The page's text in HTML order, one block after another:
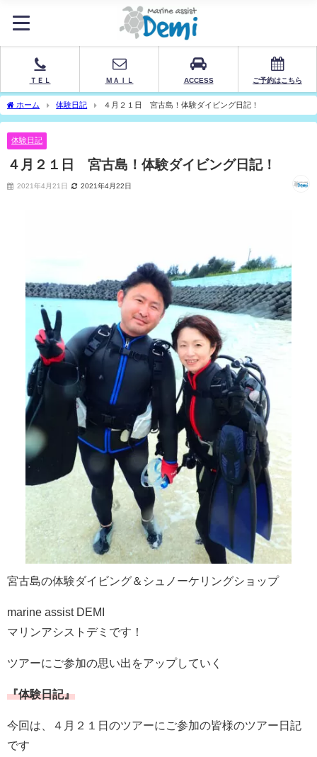
ＴＥＬ ＭＡＩＬ ACCESS ご予約はこちら
ホーム 体験日記 ４月２１日 宮古島！体験ダイビング日記！
体験日記
４月２１日 宮古島！体験ダイビング日記！
2021年4月21日 2021年4月22日
宮古島の体験ダイビング＆シュノーケリングショップ
marine assist DEMI
マリンアシストデミです！
ツアーにご参加の思い出をアップしていく
『体験日記』
今回は、４月２１日のツアーにご参加の皆様のツアー日記
です